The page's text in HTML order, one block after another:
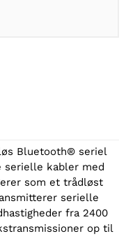
Bluetooth® seriel
kabler med
som et trådløst
serielle
fra 2400
op til